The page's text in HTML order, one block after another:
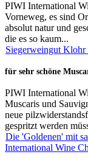
PIWI International
Vorneweg, es sind
absolut natur und
die es so kaum...
Siegerweingut
für sehr schöne
PIWI International
Muscaris und
neue
gespritzt werden
Die 'Goldenen' mit
International Wine